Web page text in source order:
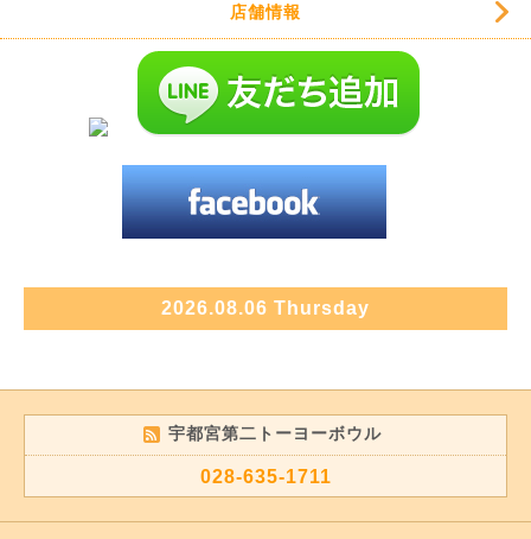
店舗情報
2026.08.06 Thursday
宇都宮第二トーヨーボウル
028-635-1711